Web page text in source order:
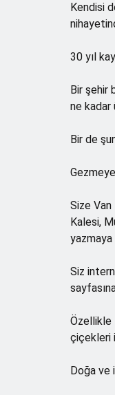
Kendisi
30 yıl
Bir şehir
ne kadar
Bir de
Size Van
Kalesi,
yazmaya
Siz
Özellikle
çiçekleri
Doğa ve